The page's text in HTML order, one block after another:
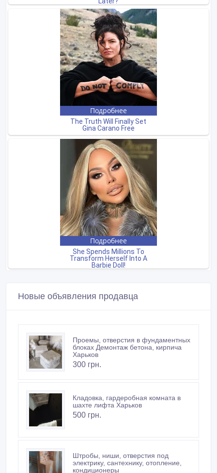
Новые объявления продавца
Проемы, отверстия в фундаментных
блоках Демонтаж бетона, кирпича
Харьков
300 грн.
Кладовка, гардеробная комната в
шахте лифта Харьков
500 грн.
Штробы, ниши, отверстия под
электрику, сантехнику, отопление,
кондиционеры